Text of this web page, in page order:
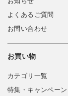
よくあるご質問
お問い合わせ
お買い物
カテゴリ一覧
特集・キャンペーン